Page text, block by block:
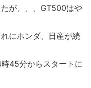
が、、、GT500はや
にホンダ、日産が続
45分からスタートに